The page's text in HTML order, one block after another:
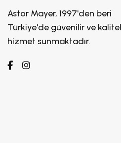
Astor Mayer, 1997'den beri
Türkiye'de güvenilir ve
hizmet sunmaktadır.